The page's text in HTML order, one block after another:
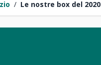
/ Le nostre box del 2020